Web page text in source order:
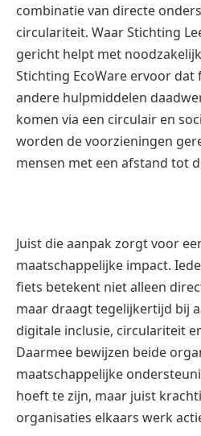
combinatie van directe
circulariteit. Waar Stichting
gericht helpt met
Stichting EcoWare ervoor dat
andere hulpmiddelen
komen via een circulair en
worden de voorzieningen
mensen met een afstand tot
Juist die aanpak zorgt voor
maatschappelijke impact.
fiets betekent niet alleen
maar draagt tegelijkertijd bij
digitale inclusie, circulariteit
Daarmee bewijzen beide
maatschappelijke
hoeft te zijn, maar juist
organisaties elkaars werk